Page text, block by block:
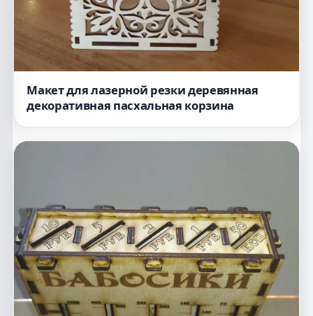
Макет для лазерной резки деревянная
декоративная пасхальная корзина